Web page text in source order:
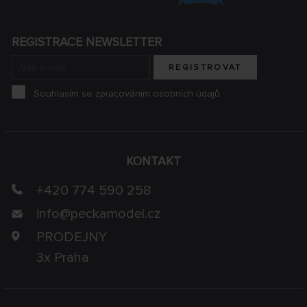
KONTAKT
+420 774 590 258
info@peckamodel.cz
PRODEJNY
3x Praha
REGISTRACE NEWSLETTER
REGISTROVAT
Souhlasím se zpracováním osobních údajů